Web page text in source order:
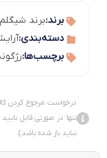
برند:برند
دسته‌بندی:
برچسب‌ها:
درخواست مرجوع کردن
تنها در صورتی قابل
نباید باز شده باشد).